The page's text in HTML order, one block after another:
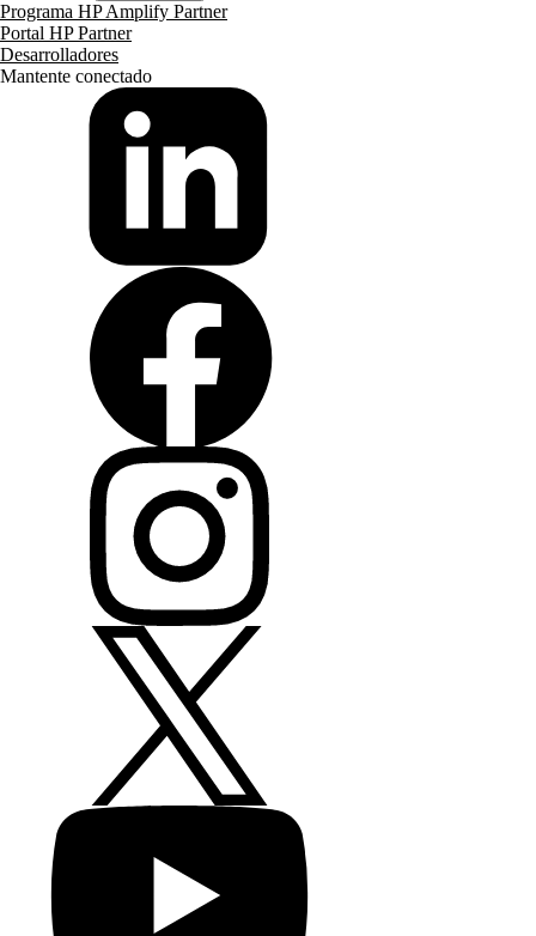
Programa HP Amplify Partner
Portal HP Partner
Desarrolladores
Mantente conectado